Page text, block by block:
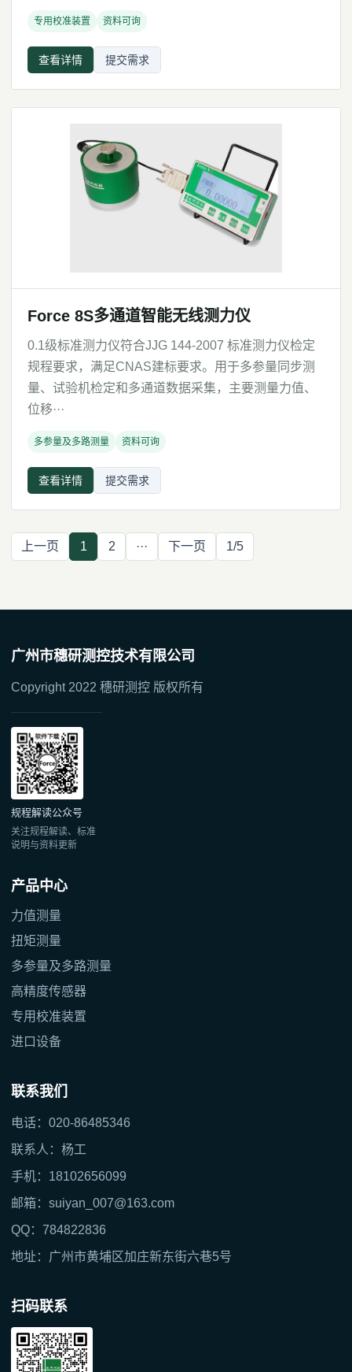
专用校准装置 资料可询
查看详情 提交需求
Force 8S多通道智能无线测力仪
0.1级标准测力仪符合JJG 144-2007 标准测力仪检定
规程要求，满足CNAS建标要求。用于多参量同步测
量、试验机检定和多通道数据采集，主要测量力值、
位移···
多参量及多路测量 资料可询
查看详情 提交需求
上一页 1 2 ··· 下一页 1/5
广州市穗研测控技术有限公司
Copyright 2022 穗研测控 版权所有
规程解读公众号
关注规程解读、标准
说明与资料更新
产品中心
力值测量
扭矩测量
多参量及多路测量
高精度传感器
专用校准装置
进口设备
联系我们
电话：020-86485346
联系人：杨工
手机：18102656099
邮箱：suiyan_007@163.com
QQ：784822836
地址：广州市黄埔区加庄新东街六巷5号
扫码联系